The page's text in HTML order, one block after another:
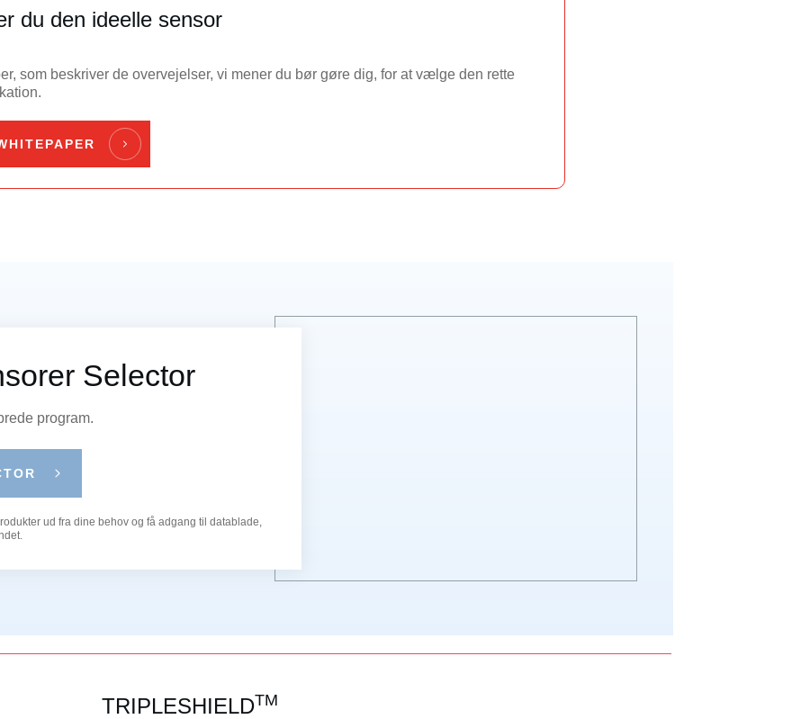
du den ideelle sensor
som beskriver de overvejelser, vi mener du bør gøre dig, for at vælge den rette
Selector
program.
ud fra dine behov og få adgang til datablade,
TRIPLESHIELDTM